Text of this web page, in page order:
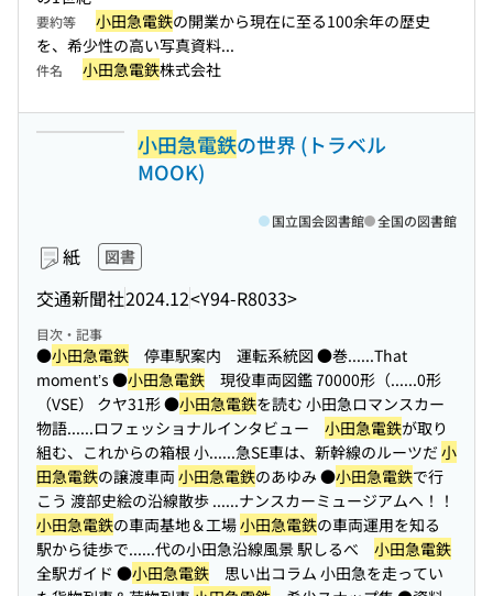
要約等 小田急電鉄の開業から現在に至る100余年の歴史
を、希少性の高い写真資料...
件名 小田急電鉄株式会社
小田急電鉄の世界 (トラベル
MOOK)
紙 図書
交通新聞社2024.12<Y94-R8033>
国立国会図書館 全国の図書館
目次・記事
●小田急電鉄 停車駅案内 運転系統図 ●巻......That
moment’s ●小田急電鉄 現役車両図鑑 70000形（......0形
（VSE） クヤ31形 ●小田急電鉄を読む 小田急ロマンスカー
物語......ロフェッショナルインタビュー 小田急電鉄が取り
組む、これからの箱根 小......急SE車は、新幹線のルーツだ 小
田急電鉄の譲渡車両小田急電鉄のあゆみ ●小田急電鉄で行
こう 渡部史絵の沿線散歩 ......ナンスカーミュージアムへ！！
小田急電鉄の車両基地＆工場小田急電鉄の車両運用を知る
駅から徒歩で......代の小田急沿線風景 駅しるべ 小田急電鉄
全駅ガイド ●小田急電鉄 思い出コラム 小田急を走ってい